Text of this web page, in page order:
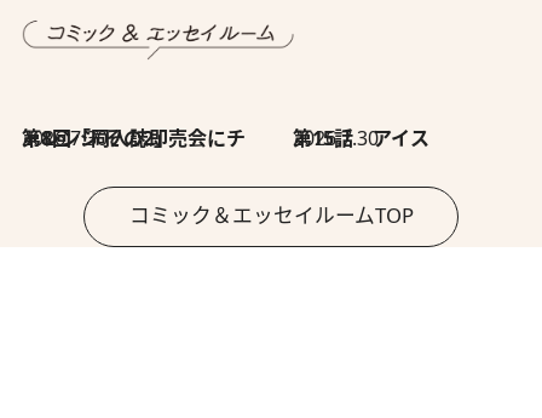
2026.7.30
第8回「同人誌即売会にチャレンジ その2」 2026.7.30
第15話 アイス
コミック＆エッセイルームTOP